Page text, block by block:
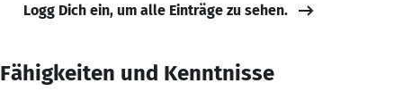
Logg Dich ein, um alle Einträge zu sehen.
Fähigkeiten und Kenntnisse